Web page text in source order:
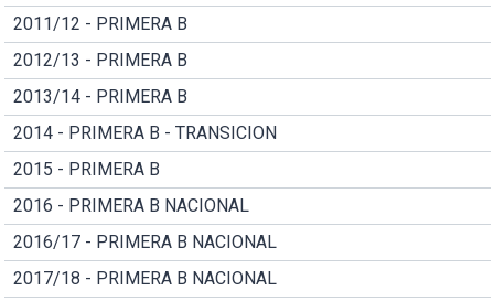
2011/12 - PRIMERA B
2012/13 - PRIMERA B
2013/14 - PRIMERA B
2014 - PRIMERA B - TRANSICION
2015 - PRIMERA B
2016 - PRIMERA B NACIONAL
2016/17 - PRIMERA B NACIONAL
2017/18 - PRIMERA B NACIONAL